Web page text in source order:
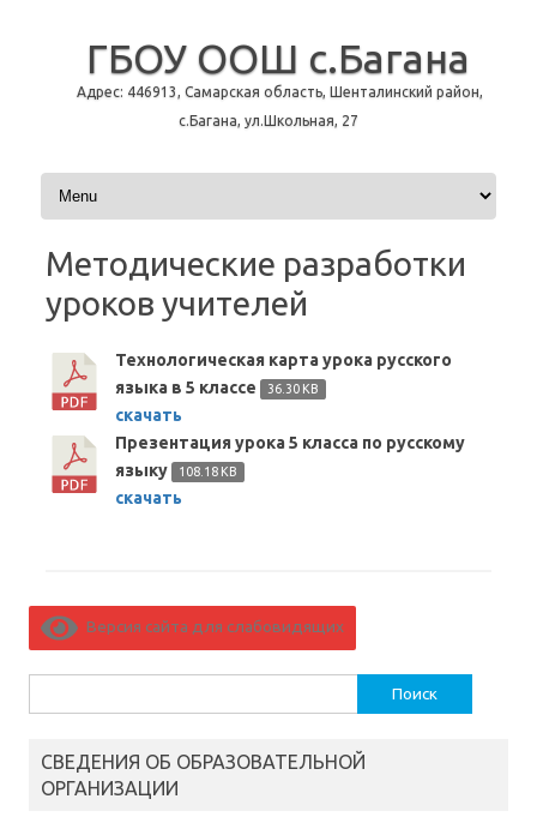
ГБОУ ООШ с.Багана
Адрес: 446913, Самарская область, Шенталинский район,
с.Багана, ул.Школьная, 27
Перейти к содержимому
Методические разработки
уроков учителей
Технологическая карта урока русского
языка в 5 классе
36.30 KB
скачать
Презентация урока 5 класса по русскому
языку
108.18 KB
скачать
Версия сайта для слабовидящих
СВЕДЕНИЯ ОБ ОБРАЗОВАТЕЛЬНОЙ
ОРГАНИЗАЦИИ